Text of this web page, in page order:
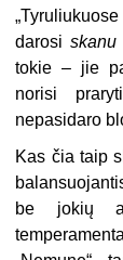
darosiskanu
tokie – jie
norisi
nepasidaro
Kas čia taip
be jokių